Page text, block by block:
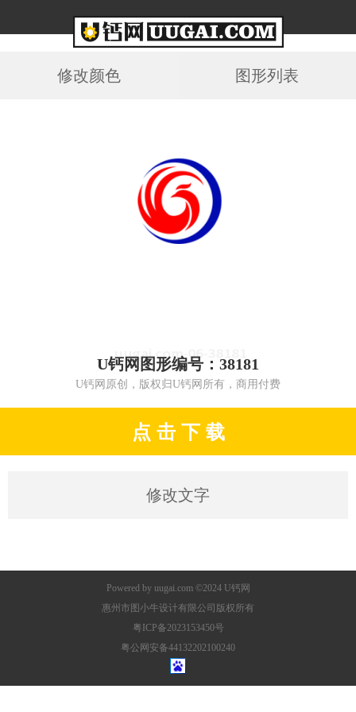
修改颜色 图形列表
U钙网图形编号：38181
U钙网原创，版权归U钙网所有，商用付费
点 击 下 载
修改文字
Powered by uugai.com©2024 U钙网
惠州市图小牛设计有限公司版权所有
粤ICP备2023153450号
粤公网安备44132202100240